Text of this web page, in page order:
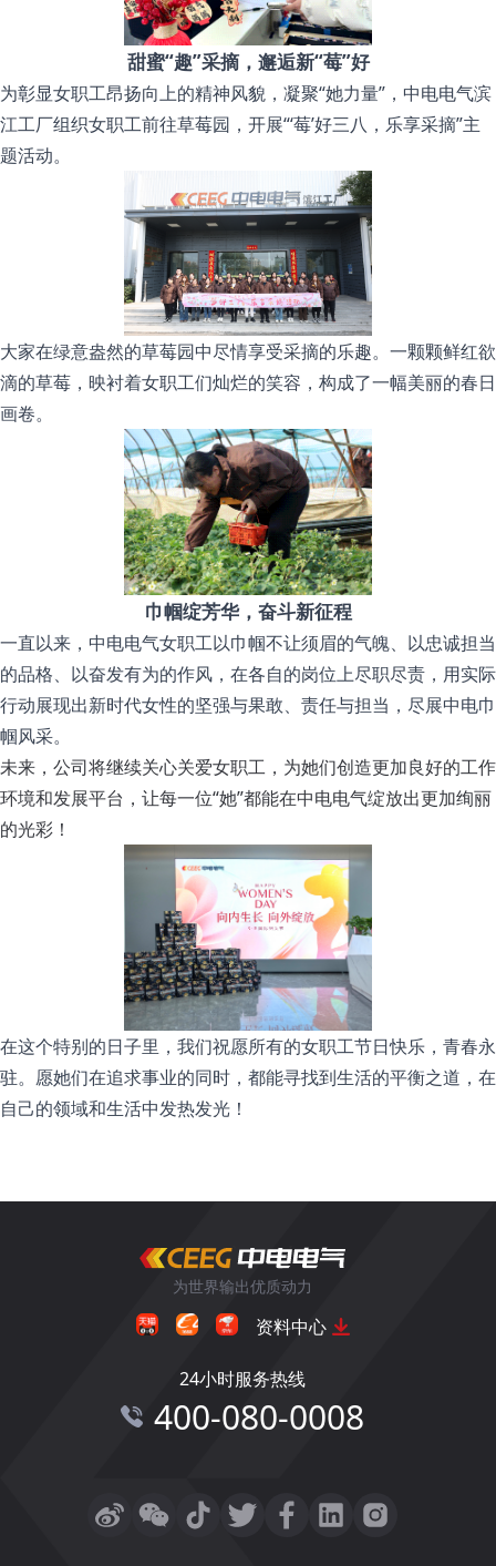
甜蜜“趣”采摘，邂逅新“莓”好
为彰显女职工昂扬向上的精神风貌，凝聚“她力量”，中电电气滨
江工厂组织女职工前往草莓园，开展“‘莓’好三八，乐享采摘”主
题活动。
大家在绿意盎然的草莓园中尽情享受采摘的乐趣。一颗颗鲜红欲
滴的草莓，映衬着女职工们灿烂的笑容，构成了一幅美丽的春日
画卷。
巾帼绽芳华，奋斗新征程
一直以来，中电电气女职工以巾帼不让须眉的气魄、以忠诚担当
的品格、以奋发有为的作风，在各自的岗位上尽职尽责，用实际
行动展现出新时代女性的坚强与果敢、责任与担当，尽展中电巾
帼风采。
未来，公司将继续关心关爱女职工，为她们创造更加良好的工作
环境和发展平台，让每一位“她”都能在中电电气绽放出更加绚丽
的光彩！
在这个特别的日子里，我们祝愿所有的女职工节日快乐，青春永
驻。愿她们在追求事业的同时，都能寻找到生活的平衡之道，在
自己的领域和生活中发热发光！
为世界输出优质动力
资料中心
24小时服务热线
400-080-0008